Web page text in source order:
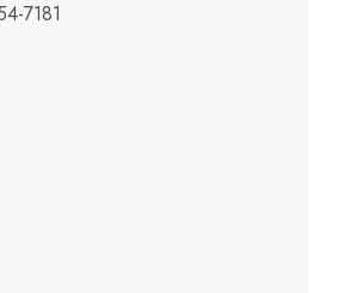
7181